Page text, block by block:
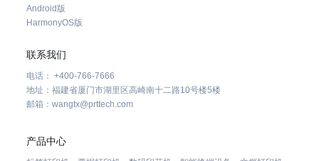
Android版
HarmonyOS版
联系我们
电话： +400-766-7666
地址：福建省厦门市湖里区高崎南十二路10号楼5楼
邮箱：wangtx@prttech.com
产品中心